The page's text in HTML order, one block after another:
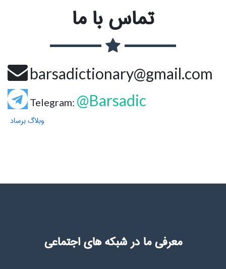
تماس با ما
barsadictionary@gmail.com
Telegram: @Barsadic
وبلاگ برساد
معرفی ما در شبکه های اجتماعی